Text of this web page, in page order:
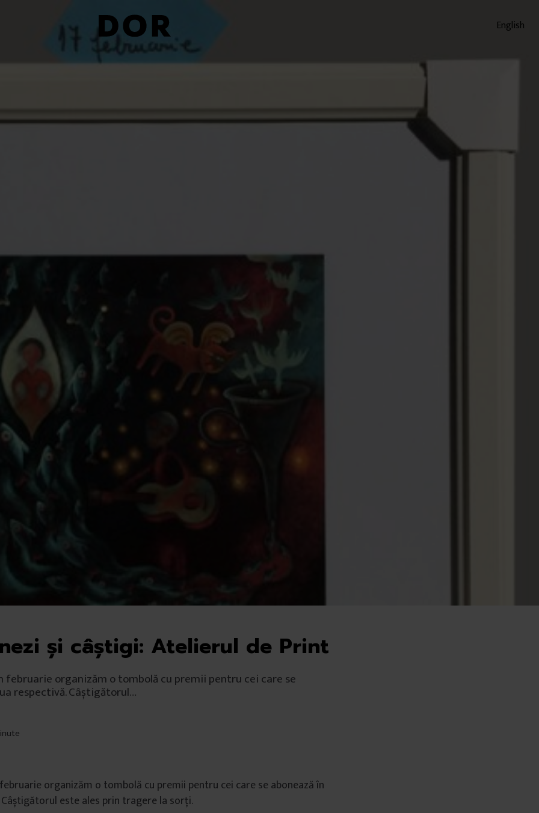
English
și câștigi: Atelierul de Print
februarie organizăm o tombolă cu premii pentru cei care se
respectivă. Câștigătorul…
organizăm o tombolă cu premii pentru cei care se abonează în
este ales prin tragere la sorți.